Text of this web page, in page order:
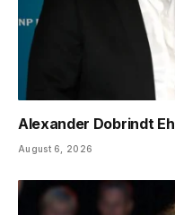
Alexander Dobrindt
August 6, 2026